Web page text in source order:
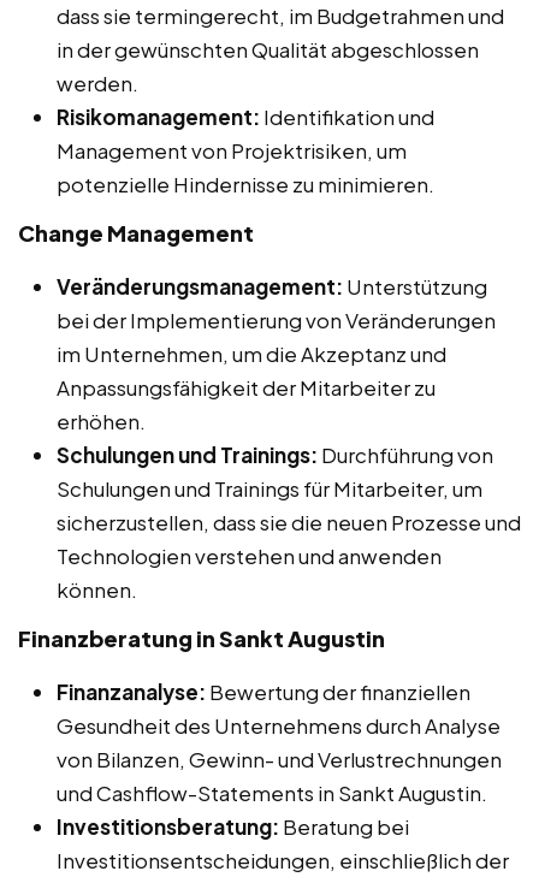
dass sie termingerecht, im Budgetrahmen und
in der gewünschten Qualität abgeschlossen
werden.
Risikomanagement: Identifikation und
Management von Projektrisiken, um
potenzielle Hindernisse zu minimieren.
Change Management
Veränderungsmanagement: Unterstützung
bei der Implementierung von Veränderungen
im Unternehmen, um die Akzeptanz und
Anpassungsfähigkeit der Mitarbeiter zu
erhöhen.
Schulungen und Trainings: Durchführung von
Schulungen und Trainings für Mitarbeiter, um
sicherzustellen, dass sie die neuen Prozesse und
Technologien verstehen und anwenden
können.
Finanzberatung in Sankt Augustin
Finanzanalyse: Bewertung der finanziellen
Gesundheit des Unternehmens durch Analyse
von Bilanzen, Gewinn- und Verlustrechnungen
und Cashflow-Statements in Sankt Augustin.
Investitionsberatung: Beratung bei
Investitionsentscheidungen, einschließlich der